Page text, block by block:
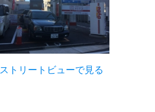
ストリートビューで見る